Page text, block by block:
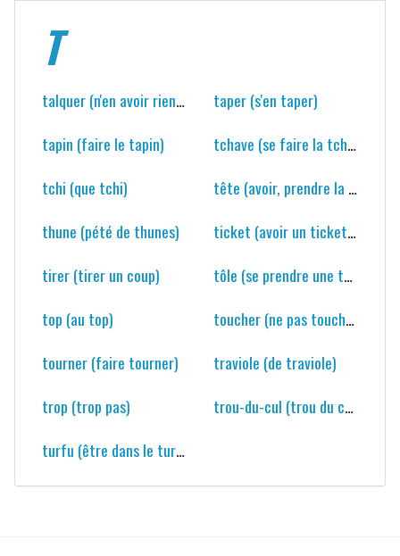
T
talquer (n'en avoir rien à talquer)
taper (s'en taper)
tapin (faire le tapin)
tchave (se faire la tchave)
tchi (que tchi)
tête (avoir, prendre la grosse tête)
thune (pété de thunes)
ticket (avoir un ticket avec qqn)
tirer (tirer un coup)
tôle (se prendre une tôle)
top (au top)
toucher (ne pas toucher une bille)
tourner (faire tourner)
traviole (de traviole)
trop (trop pas)
trou-du-cul (trou du cul du monde)
turfu (être dans le turfu)